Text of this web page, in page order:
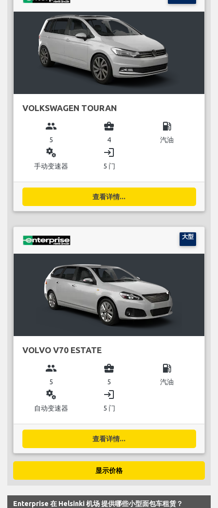
VOLKSWAGEN TOURAN
group
5
business_center
4
local_gas_station
汽油
miscellaneous_services
手动变速器
login
5 门
查看详情...
大型
VOLVO V70 ESTATE
group
5
business_center
5
local_gas_station
汽油
miscellaneous_services
自动变速器
login
5 门
查看详情...
显示价格
Enterprise 在 Helsinki 机场 提供哪些小型面包车租赁？